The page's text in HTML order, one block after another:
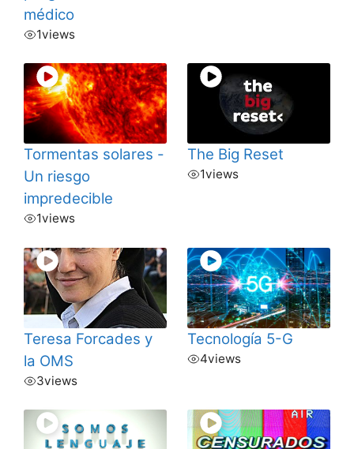
médico
1views
Tormentas solares -
Un riesgo
impredecible
1views
The Big Reset
1views
Teresa Forcades y
la OMS
3views
Tecnología 5-G
4views